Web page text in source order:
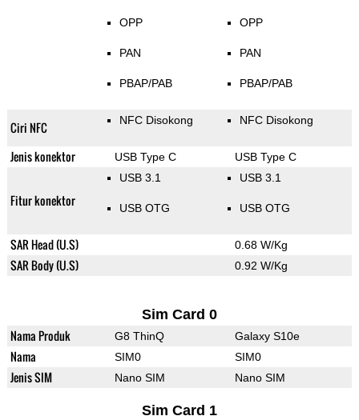
OPP
PAN
PBAP/PAB
OPP
PAN
PBAP/PAB
Ciri NFC NFC Disokong NFC Disokong
Jenis konektor USB Type C USB Type C
Fitur konektor
USB 3.1
USB OTG
USB 3.1
USB OTG
SAR Head (U.S) 0.68 W/Kg
SAR Body (U.S) 0.92 W/Kg
Sim Card 0
Nama Produk G8 ThinQ Galaxy S10e
Nama SIM0 SIM0
Jenis SIM Nano SIM Nano SIM
Sim Card 1